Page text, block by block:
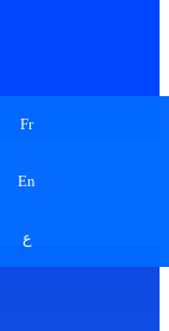
Fr
En
ع